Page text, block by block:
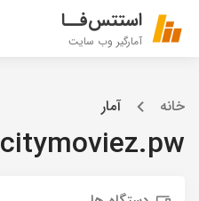
استتس‌فــا
آمارگیر وب سایت
خانه آمار
citymoviez.pw